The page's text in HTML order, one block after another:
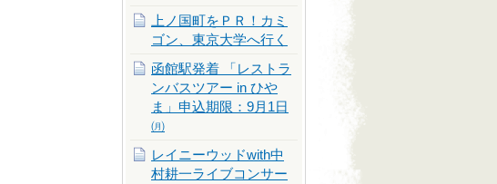
上ノ国町をＰＲ！カミ
ゴン、東京大学へ行く
函館駅発着 「レストラ
ンバスツアー in ひや
ま」申込期限：9月1日
㈪
レイニーウッドwith中
村耕一ライブコンサー